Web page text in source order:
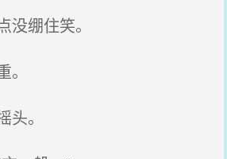
绷住笑。
。